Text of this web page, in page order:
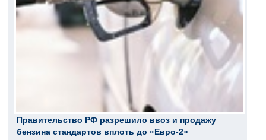
Правительство РФ разрешило ввоз и продажу
бензина стандартов вплоть до «Евро-2»